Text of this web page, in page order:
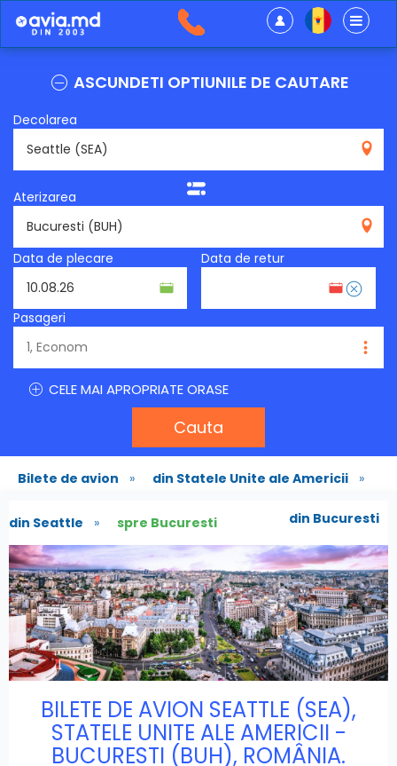
ASCUNDETI OPTIUNILE DE CAUTARE
Decolarea
Aterizarea
Data de plecare
Data de retur
Pasageri
CELE MAI APROPRIATE ORASE
Cauta
Bilete de avion » din Statele Unite ale Americii »
din Seattle » spre Bucuresti din Bucuresti
BILETE DE AVION SEATTLE (SEA),
STATELE UNITE ALE AMERICII -
BUCURESTI (BUH), ROMÂNIA.